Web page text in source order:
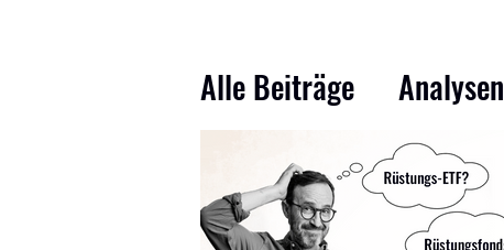
Alle Beiträge Analysen